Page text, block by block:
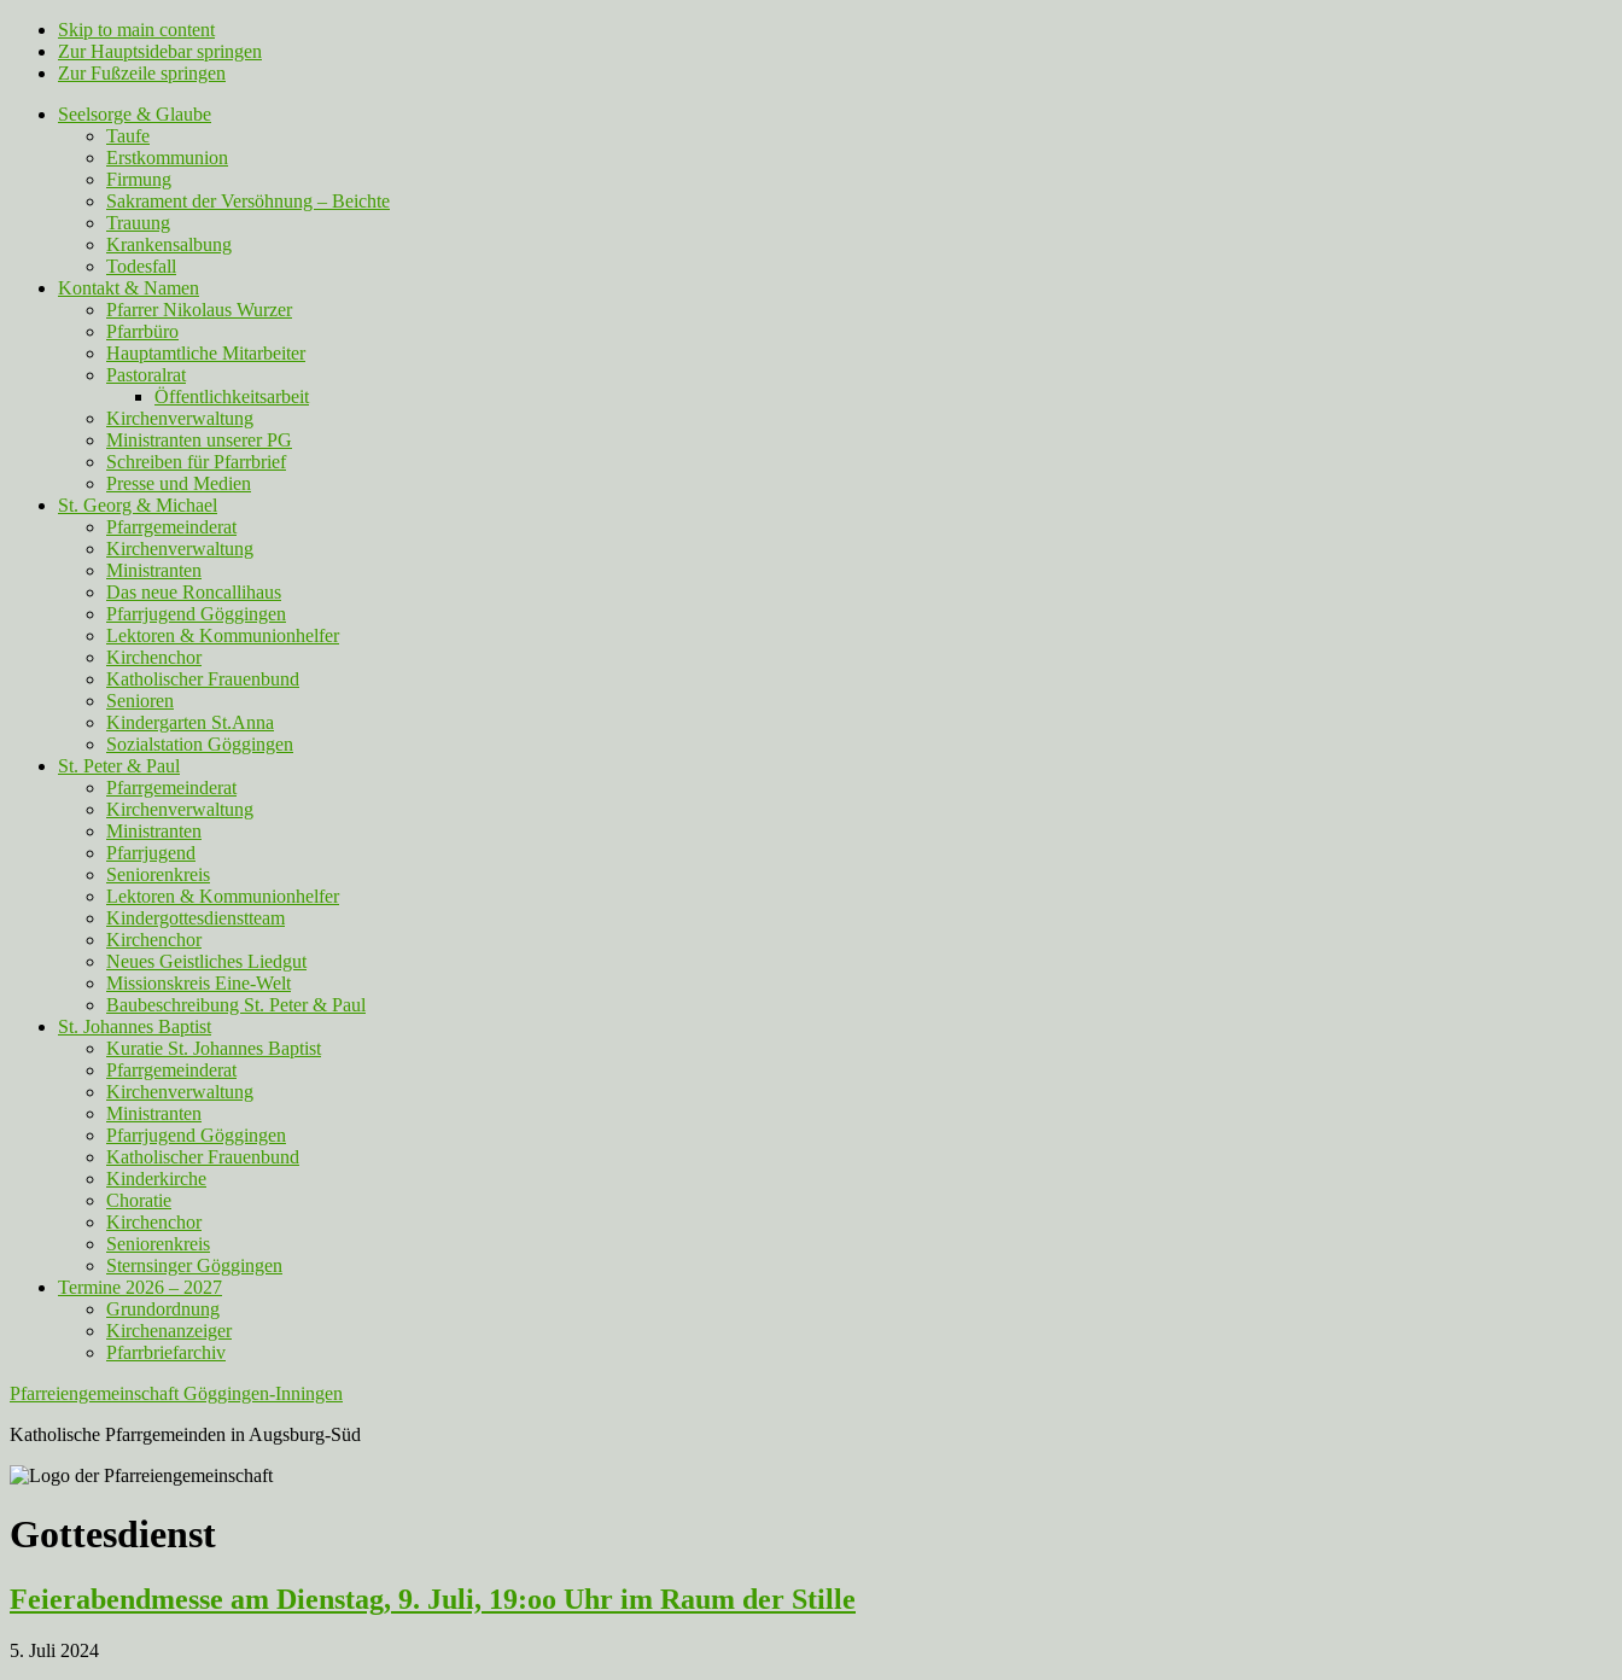
Skip to main content
Zur Hauptsidebar springen
Zur Fußzeile springen
Seelsorge & Glaube
Taufe
Erstkommunion
Firmung
Sakrament der Versöhnung – Beichte
Trauung
Krankensalbung
Todesfall
Kontakt & Namen
Pfarrer Nikolaus Wurzer
Pfarrbüro
Hauptamtliche Mitarbeiter
Pastoralrat
Öffentlichkeitsarbeit
Kirchenverwaltung
Ministranten unserer PG
Schreiben für Pfarrbrief
Presse und Medien
St. Georg & Michael
Pfarrgemeinderat
Kirchenverwaltung
Ministranten
Das neue Roncallihaus
Pfarrjugend Göggingen
Lektoren & Kommunionhelfer
Kirchenchor
Katholischer Frauenbund
Senioren
Kindergarten St.Anna
Sozialstation Göggingen
St. Peter & Paul
Pfarrgemeinderat
Kirchenverwaltung
Ministranten
Pfarrjugend
Seniorenkreis
Lektoren & Kommunionhelfer
Kindergottesdienstteam
Kirchenchor
Neues Geistliches Liedgut
Missionskreis Eine-Welt
Baubeschreibung St. Peter & Paul
St. Johannes Baptist
Kuratie St. Johannes Baptist
Pfarrgemeinderat
Kirchenverwaltung
Ministranten
Pfarrjugend Göggingen
Katholischer Frauenbund
Kinderkirche
Choratie
Kirchenchor
Seniorenkreis
Sternsinger Göggingen
Termine 2026 – 2027
Grundordnung
Kirchenanzeiger
Pfarrbriefarchiv
Pfarreiengemeinschaft Göggingen-Inningen
Katholische Pfarrgemeinden in Augsburg-Süd
Gottesdienst
Feierabendmesse am Dienstag, 9. Juli, 19:oo Uhr im Raum der Stille
5. Juli 2024